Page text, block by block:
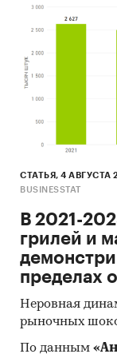
СТАТЬЯ, 4 АВГУСТА
BUSINESSTAT
В 2021-
грилей и
пределах
Неровная
рыночных
По данным